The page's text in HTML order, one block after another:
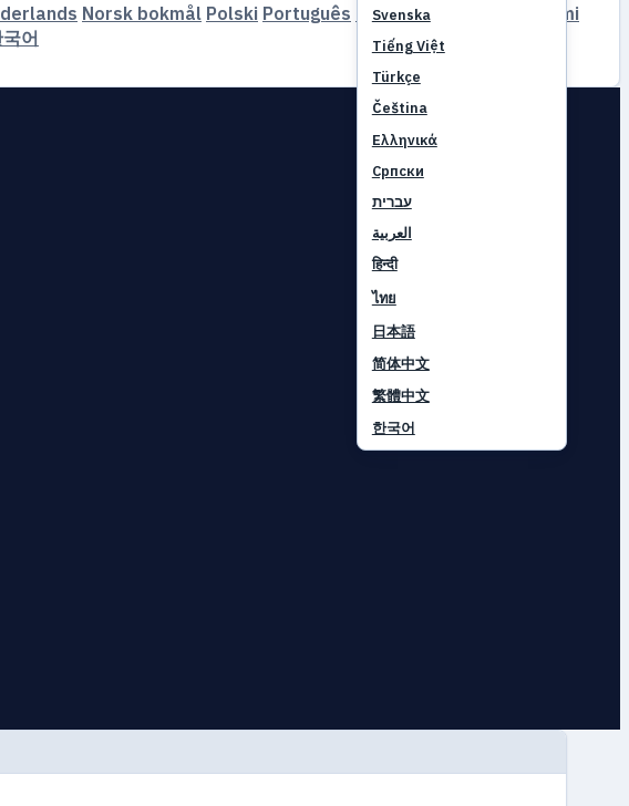
Svenska
Tiếng Việt
Türkçe
Čeština
Ελληνικά
Српски
עברית
العربية
हिन्दी
ไทย
日本語
简体中文
繁體中文
한국어
Norsk bokmål Polski Português Română Slovenčina
Suomi
어